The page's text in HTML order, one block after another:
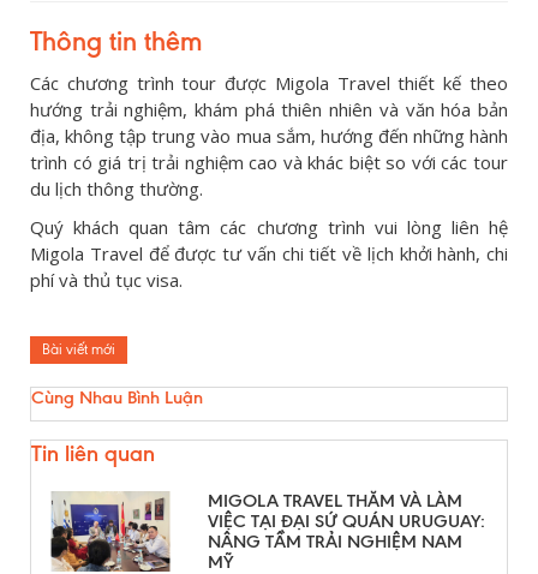
Thông tin thêm
Các chương trình tour được Migola Travel thiết kế theo
hướng trải nghiệm, khám phá thiên nhiên và văn hóa bản
địa, không tập trung vào mua sắm, hướng đến những hành
trình có giá trị trải nghiệm cao và khác biệt so với các tour
du lịch thông thường.
Quý khách quan tâm các chương trình vui lòng liên hệ
Migola Travel để được tư vấn chi tiết về lịch khởi hành, chi
phí và thủ tục visa.
Bài viết mới
Cùng Nhau Bình Luận
Tin liên quan
MIGOLA TRAVEL THĂM VÀ LÀM
VIỆC TẠI ĐẠI SỨ QUÁN URUGUAY:
NÂNG TẦM TRẢI NGHIỆM NAM
MỸ